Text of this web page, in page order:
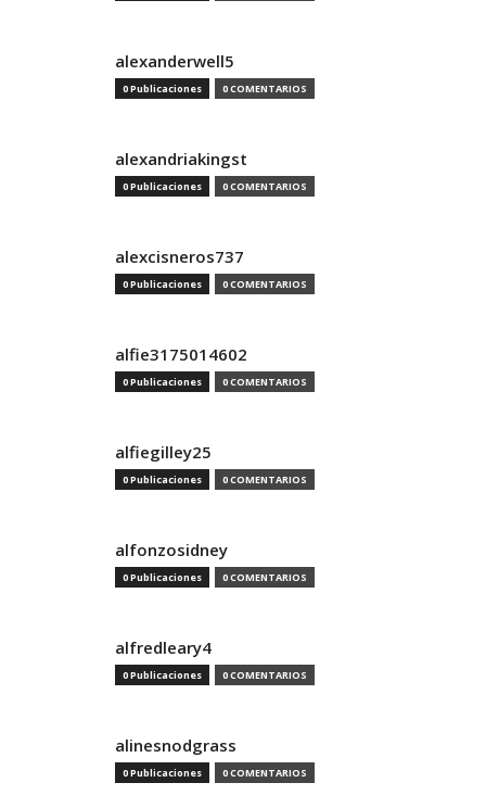
alexanderwell5
0 Publicaciones 0 COMENTARIOS
alexandriakingst
0 Publicaciones 0 COMENTARIOS
alexcisneros737
0 Publicaciones 0 COMENTARIOS
alfie3175014602
0 Publicaciones 0 COMENTARIOS
alfiegilley25
0 Publicaciones 0 COMENTARIOS
alfonzosidney
0 Publicaciones 0 COMENTARIOS
alfredleary4
0 Publicaciones 0 COMENTARIOS
alinesnodgrass
0 Publicaciones 0 COMENTARIOS